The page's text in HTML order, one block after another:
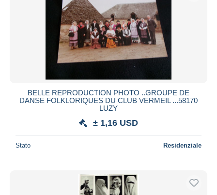
BELLE REPRODUCTION PHOTO ..GROUPE DE
DANSE FOLKLORIQUES DU CLUB VERMEIL ...58170
LUZY
± 1,16 USD
Stato Residenziale